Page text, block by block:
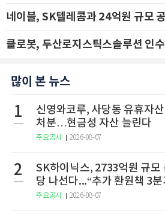
네이블, SK텔레콤과 24억원 규모
많이 본 뉴스
1
신영와코루, 사당동 유휴자
처분…현금성 자산 늘린다
주요공시 2026-08-07
2
SK하이닉스, 2733억원 규모
당 나선다...“추가 환원책 3분
개”
주요공시 2026-08-07